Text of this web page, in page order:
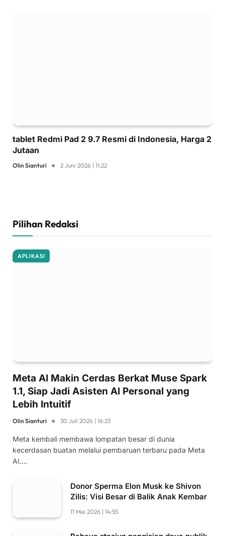
tablet Redmi Pad 2 9.7 Resmi di Indonesia, Harga 2
Jutaan
Olin Sianturi 2 Juni 2026 | 11:22
Pilihan Redaksi
APLIKASI
Meta AI Makin Cerdas Berkat Muse Spark
1.1, Siap Jadi Asisten AI Personal yang
Lebih Intuitif
Olin Sianturi 30 Juli 2026 | 16:23
Meta kembali membawa lompatan besar di dunia
kecerdasan buatan melalui pembaruan terbaru pada Meta
AI.…
Donor Sperma Elon Musk ke Shivon
Zilis: Visi Besar di Balik Anak Kembar
11 Mei 2026 | 14:55